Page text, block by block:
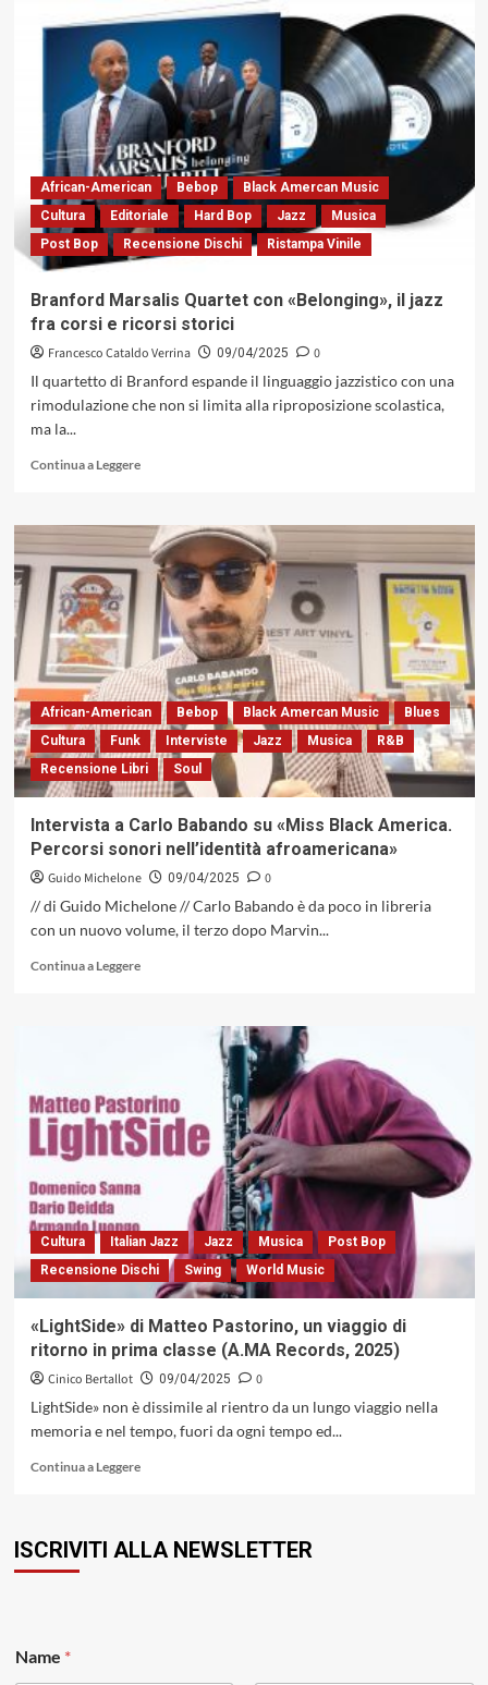
Alessandro
Melchiorre:
ho
sempre
voluto
fare
musica,
cosa
che
a
casa
non
African-American Bebop
Black Amercan Music
Cultura
Editoriale Hard Bop Jazz
Musica
Post Bop
Recensione Dischi Ristampa Vinile
Branford Marsalis Quartet con «Belonging», il jazz
fra corsi e ricorsi storici
Francesco Cataldo Verrina 09/04/2025
0
Il quartetto di Branford espande il linguaggio jazzistico con una
rimodulazione che non si limita alla riproposizione scolastica,
ma la...
Continua a LeggereLeggi
su
Branford
Marsalis
Quartet
con
«Belonging»,
jazz
fra
corsi
e
ricorsi
storici
African-American Bebop Black Amercan Music
Blues
Cultura
Funk Interviste Jazz Musica
R&B
Recensione Libri
Soul
Intervista a Carlo Babando su «Miss Black America.
Percorsi sonori nell’identità afroamericana»
Guido Michelone 09/04/2025
0
// di Guido Michelone // Carlo Babando è da poco in libreria
con un nuovo volume, il terzo dopo Marvin...
Continua a LeggereLeggi
Babando
su
«Miss
America.
sonori
nell’identità
afroamericana»
Cultura Italian Jazz Jazz Musica
Post Bop
Recensione Dischi
Swing World Music
«LightSide» di Matteo Pastorino, un viaggio di
ritorno in prima classe (A.MA Records, 2025)
Cinico Bertallot 09/04/2025
0
LightSide» non è dissimile al rientro da un lungo viaggio nella
memoria e nel tempo, fuori da ogni tempo ed...
Continua a LeggereLeggi
«LightSide»
ISCRIVITI ALLA NEWSLETTER
N
Name *